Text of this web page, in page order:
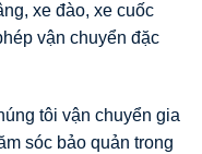
xe đào, xe cuốc
vận chuyển đặc
tôi vận chuyển gia
sóc bảo quản trong